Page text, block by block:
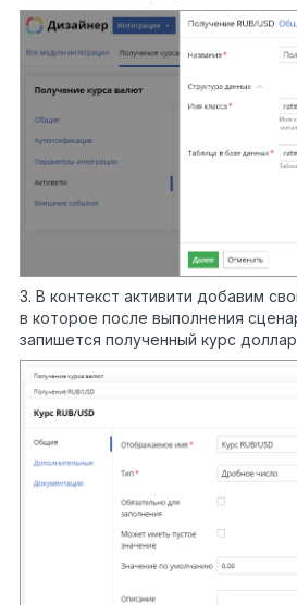
3. В контекст активити добавим
в которое после выполнения
запишется полученный курс